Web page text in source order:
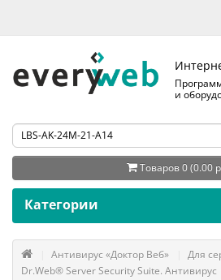
и
Товаров 0 (0.00
Категории
Антивирус «Доктор Веб» Для
Dr.Web® Server Security Suite. Антивирус